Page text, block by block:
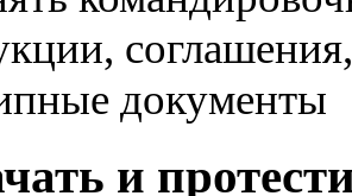
документы
и